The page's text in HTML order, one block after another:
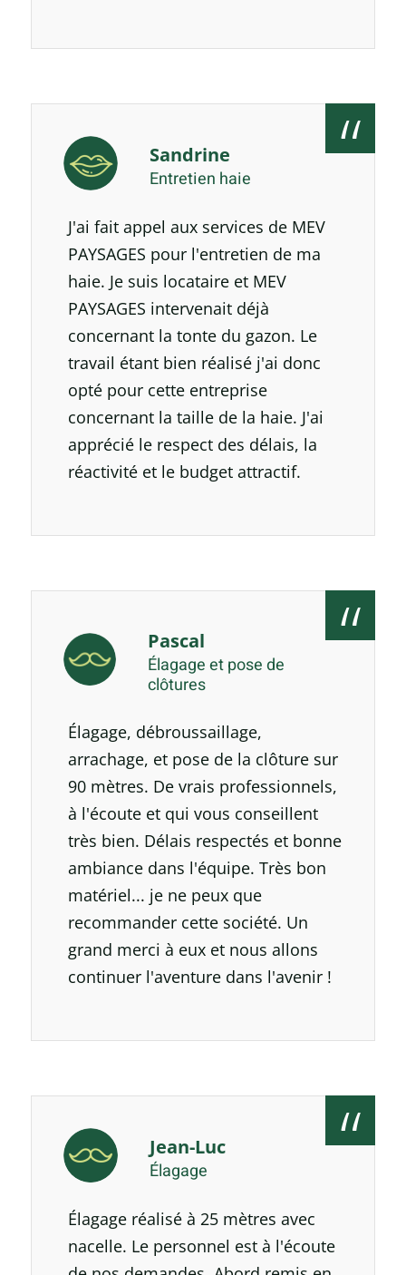
Sandrine
Entretien haie
J'ai fait appel aux services de MEV
PAYSAGES pour l'entretien de ma
haie. Je suis locataire et MEV
PAYSAGES intervenait déjà
concernant la tonte du gazon. Le
travail étant bien réalisé j'ai donc
opté pour cette entreprise
concernant la taille de la haie. J'ai
apprécié le respect des délais, la
réactivité et le budget attractif.
Pascal
Élagage et pose de
clôtures
Élagage, débroussaillage,
arrachage, et pose de la clôture sur
90 mètres. De vrais professionnels,
à l'écoute et qui vous conseillent
très bien. Délais respectés et bonne
ambiance dans l'équipe. Très bon
matériel... je ne peux que
recommander cette société. Un
grand merci à eux et nous allons
continuer l'aventure dans l'avenir !
Jean-Luc
Élagage
Élagage réalisé à 25 mètres avec
nacelle. Le personnel est à l'écoute